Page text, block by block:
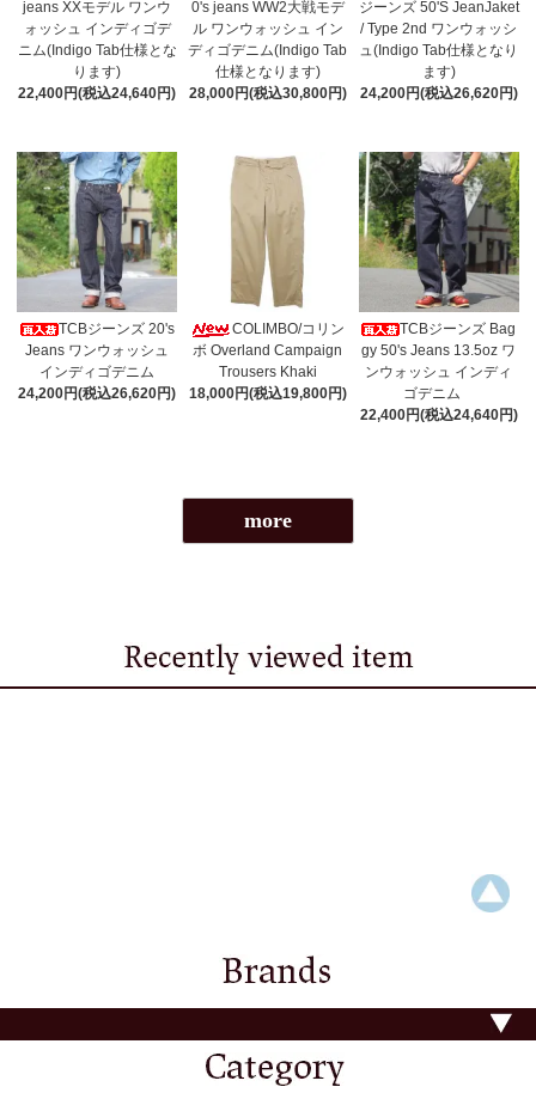
jeans XXモデル ワンウ
ォッシュ インディゴデ
ニム(Indigo Tab仕様とな
ります)
22,400円(税込24,640円)
0's jeans WW2大戦モデ
ル ワンウォッシュ イン
ディゴデニム(Indigo Tab
仕様となります)
28,000円(税込30,800円)
ジーンズ 50'S JeanJaket
/ Type 2nd ワンウォッシ
ュ(Indigo Tab仕様となり
ます)
24,200円(税込26,620円)
TCBジーンズ 20's
Jeans ワンウォッシュ
インディゴデニム
24,200円(税込26,620円)
COLIMBO/コリン
ボ Overland Campaign
Trousers Khaki
18,000円(税込19,800円)
TCBジーンズ Bag
gy 50's Jeans 13.5oz ワ
ンウォッシュ インディ
ゴデニム
22,400円(税込24,640円)
more